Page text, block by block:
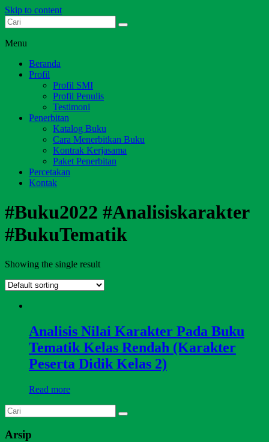
Skip to content
Dari Jambi untuk Indonesia
Menu
Beranda
Profil
Profil SMI
Profil Penulis
Testimoni
Penerbitan
Katalog Buku
Cara Menerbitkan Buku
Kontrak Kerjasama
Paket Penerbitan
Percetakan
Kontak
#Buku2022 #Analisiskarakter
#BukuTematik
Showing the single result
Analisis Nilai Karakter Pada Buku
Tematik Kelas Rendah (Karakter
Peserta Didik Kelas 2)
Read more
Arsip